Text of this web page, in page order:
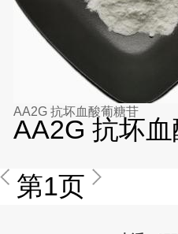
AA2G 抗坏血酸葡糖苷
AA2G 抗坏
第1页